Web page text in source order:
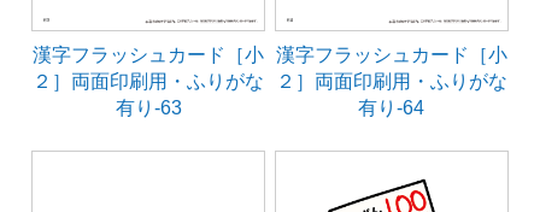
漢字フラッシュカード［小
２］両面印刷用・ふりがな
有り-63
漢字フラッシュカード［小
２］両面印刷用・ふりがな
有り-64